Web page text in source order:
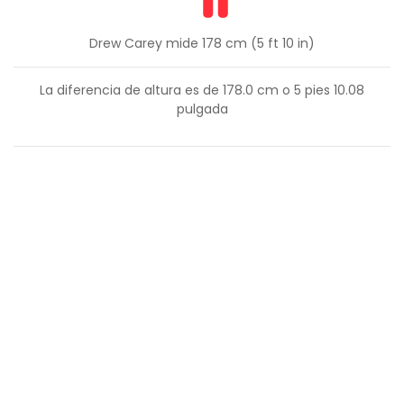
Drew Carey mide 178 cm (5 ft 10 in)
La diferencia de altura es de 178.0 cm o 5 pies 10.08
pulgada